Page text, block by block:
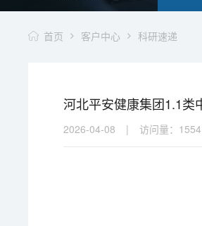
首页 客户中心 科研速递
河北平安健康集团1.1类
2026-04-08 | 访问量： 1554